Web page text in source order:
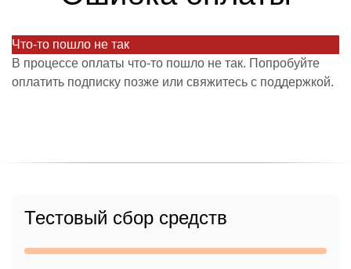
Что-то пошло не так
В процессе оплаты что-то пошло не так. Попробуйте
оплатить подписку позже или свяжитесь с поддержкой.
Тестовый сбор средств